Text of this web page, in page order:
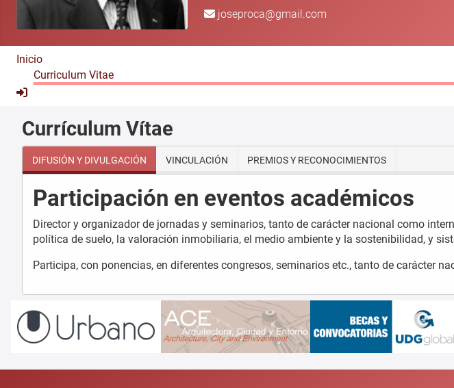
joseproca@gmail.com
Inicio
Curriculum Vitae
Currículum Vítae
DIFUSIÓN Y DIVULGACIÓN VINCULACIÓN PREMIOS Y RECONOCIMIENTOS
Participación en eventos académicos
Director y organizador de jornadas y seminarios, tanto de carácter nacional como
política de suelo, la valoración inmobiliaria, el medio ambiente y la sostenibilidad, y
Participa, con ponencias, en diferentes congresos, seminarios etc., tanto de carácter